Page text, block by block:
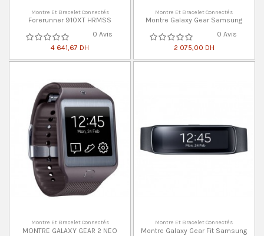
Montre Et Bracelet Connectés
Forerunner 910XT HRMSS
0 Avis
4 641,67 DH
Montre Et Bracelet Connectés
Montre Galaxy Gear Samsung
0 Avis
2 075,00 DH
Montre Et Bracelet Connectés
MONTRE GALAXY GEAR 2 NEO
Montre Et Bracelet Connectés
Montre Galaxy Gear Fit Samsung